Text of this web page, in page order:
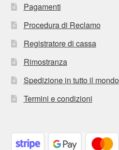
Pagamenti
Procedura di Reclamo
Registratore di cassa
Rimostranza
Spedizione in tutto il mondo
Termini e condizioni